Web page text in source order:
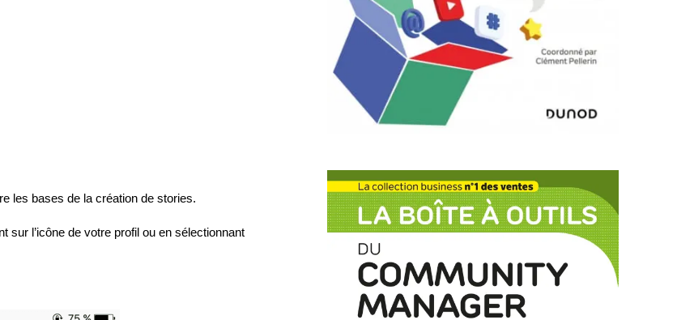
les bases de la création de stories.
sur l’icône de votre profil ou en sélectionnant